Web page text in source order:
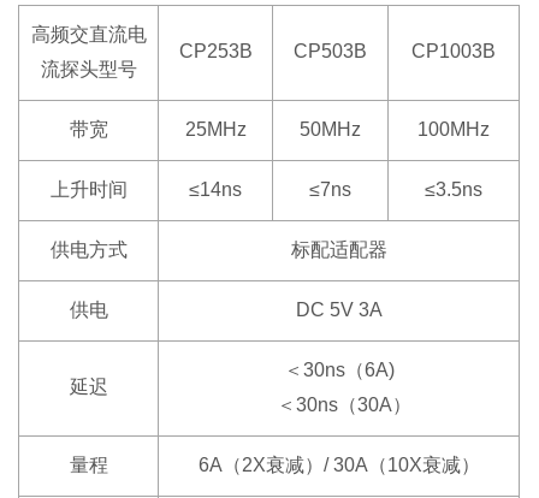
高频交直流电
流探头型号
CP253B CP503B CP1003B
带宽 25MHz 50MHz 100MHz
上升时间 ≤14ns ≤7ns ≤3.5ns
供电方式 标配适配器
供电 DC 5V 3A
延迟
＜30ns（6A)
＜30ns（30A）
量程 6A（2X衰减）/ 30A（10X衰减）